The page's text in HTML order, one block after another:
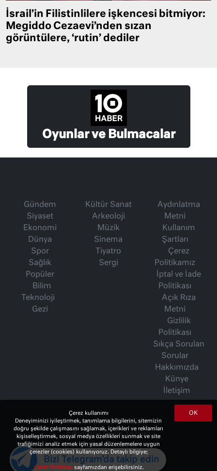
İsrail’in Filistinlilere işkencesi bitmiyor:
Megiddo Cezaevi’nden sızan
görüntülere, ‘rutin’ dediler
Oyunlar ve Bulmacalar
Gündem
Siyaset
Ekonomi
Dünya
Spor
Sağlık
Popüler
Bilim
Teknoloji
Gezi
Kültür Sanat
Arkeoloji
Müzik
Sinema
Tiyatro
Sergi
Aydınlatma
Metni
Kullanım
Şartları
Çerez
Politikamız
İptal ve İade
Politikası
Açık Rıza
Metni
Gizlilik
Politikası
Sıkça Sorulan
Sorular
Hakkımızda
Künye
İletişim
İsmet Berkan Yazıları
Ertuğrul Özkök Yazıları
Haftalık Gazete
OK
Çerez kullanımı
Deneyiminizi iyileştirmek, tanımlama bilgilerini, sitemizin
doğru şekilde çalışmasını sağlamak, içerikleri ve reklamları
kişiselleştirmek, sosyal medya özellikleri sunmak ve site
trafiğimizi analiz etmek için yasal düzenlemelere uygun
çerezler (cookies) kullanıyoruz. Detaylı bilgiye;
Çerez Politikasısayfamızdan erişebilirsiniz.
Bizi Telegram'da takip edin